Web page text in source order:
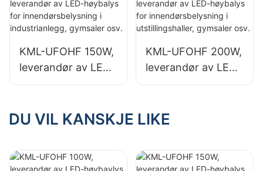
lagerbygninger og
andre
sapplikasjoner.
lagerbygninger og
andre
sapplikasjoner.
KML-UFOHF 150W,
leverandør av LED-
høybalys for
i industrianlegg,
KML-UFOHF 200W,
leverandør av LED-
høybalys for
i utstillingshaller,
DU VIL KANSKJE LIKE